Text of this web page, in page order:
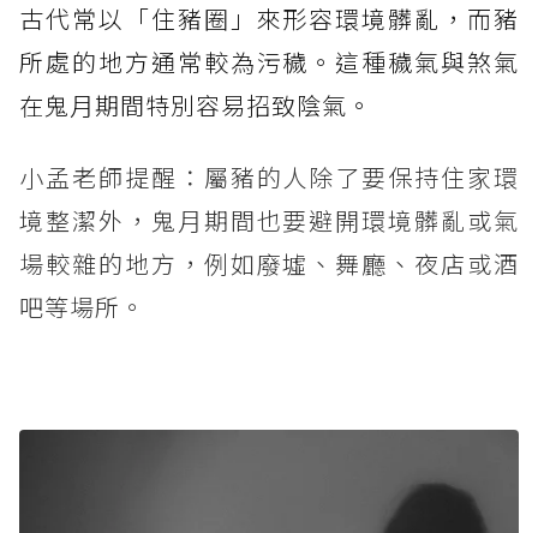
古代常以「住豬圈」來形容環境髒亂，而豬
所處的地方通常較為污穢。這種穢氣與煞氣
在鬼月期間特別容易招致陰氣。
小孟老師提醒：屬豬的人除了要保持住家環
境整潔外，鬼月期間也要避開環境髒亂或氣
場較雜的地方，例如廢墟、舞廳、夜店或酒
吧等場所。